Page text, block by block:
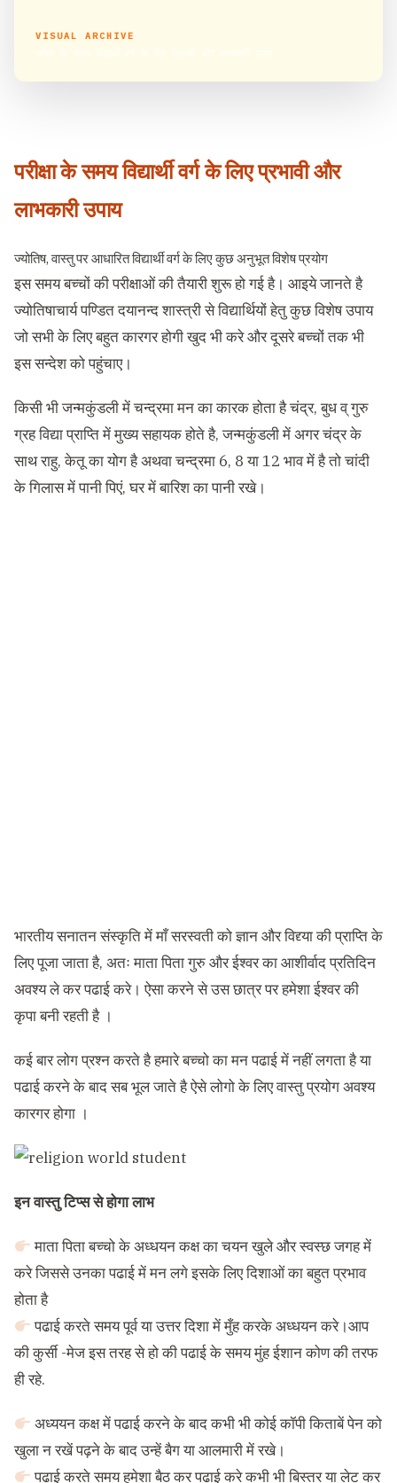
VISUAL ARCHIVE
परीक्षा के समय विद्यार्थी वर्ग के लिए प्रभावी और
लाभकारी उपाय
ज्योतिष, वास्तु पर आधारित विद्यार्थी वर्ग के लिए कुछ अनुभूत विशेष प्रयोग
इस समय बच्चों की परीक्षाओं की तैयारी शुरू हो गई है। आइये जानते है
ज्योतिषाचार्य पण्डित दयानन्द शास्त्री से विद्यार्थियों हेतु कुछ विशेष उपाय
जो सभी के लिए बहुत कारगर होगी खुद भी करे और दूसरे बच्चों तक भी
इस सन्देश को पहुंचाए।
किसी भी जन्मकुंडली में चन्द्रमा मन का कारक होता है चंद्र, बुध व् गुरु
ग्रह विद्या प्राप्ति में मुख्य सहायक होते है, जन्मकुंडली में अगर चंद्र के
साथ राहु, केतू का योग है अथवा चन्द्रमा 6, 8 या 12 भाव में है तो चांदी
के गिलास में पानी पिएं, घर में बारिश का पानी रखे।
भारतीय सनातन संस्कृति में माँ सरस्वती को ज्ञान और विद्द्या की प्राप्ति के
लिए पूजा जाता है, अतः माता पिता गुरु और ईश्वर का आशीर्वाद प्रतिदिन
अवश्य ले कर पढाई करे। ऐसा करने से उस छात्र पर हमेशा ईश्वर की
कृपा बनी रहती है ।
कई बार लोग प्रश्न करते है हमारे बच्चो का मन पढाई में नहीं लगता है या
पढाई करने के बाद सब भूल जाते है ऐसे लोगो के लिए वास्तु प्रयोग अवश्य
कारगर होगा ।
इन वास्तु टिप्स से होगा लाभ
माता पिता बच्चो के अध्धयन कक्ष का चयन खुले और स्वस्छ जगह में
करे जिससे उनका पढाई में मन लगे इसके लिए दिशाओं का बहुत प्रभाव
होता है
पढाई करते समय पूर्व या उत्तर दिशा में मुँह करके अध्धयन करे।आप
की कुर्सी -मेज इस तरह से हो की पढाई के समय मुंह ईशान कोण की तरफ
ही रहे.
अध्ययन कक्ष में पढाई करने के बाद कभी भी कोई कॉपी किताबें पेन को
खुला न रखें पढ़ने के बाद उन्हें बैग या आलमारी में रखे।
पढाई करते समय हमेशा बैठ कर पढाई करे कभी भी बिस्तर या लेट कर